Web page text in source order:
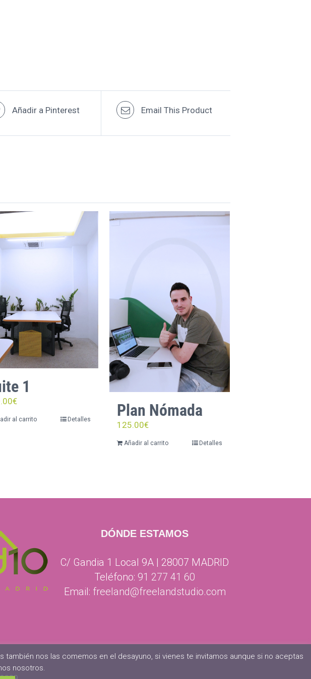
Añadir a Pinterest Email This Product
1
€
al carrito Detalles Plan Nómada
125.00€
Añadir al carrito Detalles
DÓNDE ESTAMOS
C/ Gandia 1 Local 9A | 28007 MADRID
Teléfono: 91 277 41 60
Email: freeland@freelandstudio.com
nos las comemos en el desayuno, si vienes te invitamos aunque si no aceptas
nosotros.